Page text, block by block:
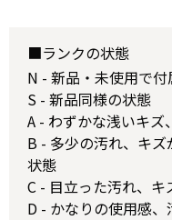
■ランクの状態
N - 新品・未使用で
S - 新品同様の状態
A - わずかな浅いキ
B - 多少の汚れ、キ
状態
C - 目立った汚れ、キ
D - かなりの使用感